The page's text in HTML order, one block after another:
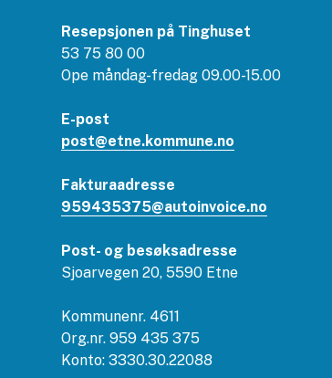
Resepsjonen på Tinghuset
53 75 80 00
Ope måndag-fredag 09.00-15.00
E-post
post@etne.kommune.no
Fakturaadresse
959435375@autoinvoice.no
Post- og besøksadresse
Sjoarvegen 20, 5590 Etne
Kommunenr. 4611
Org.nr. 959 435 375
Konto: 3330.30.22088